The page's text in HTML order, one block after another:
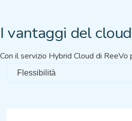
I vantaggi del
Con il servizio Hybrid Cloud di